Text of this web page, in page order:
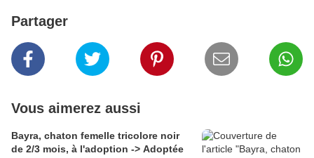
Partager
Vous aimerez aussi
Bayra, chaton femelle tricolore noir
de 2/3 mois, à l'adoption -> Adoptée